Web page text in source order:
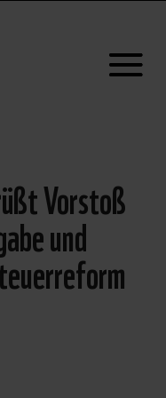
Vorstoß
und